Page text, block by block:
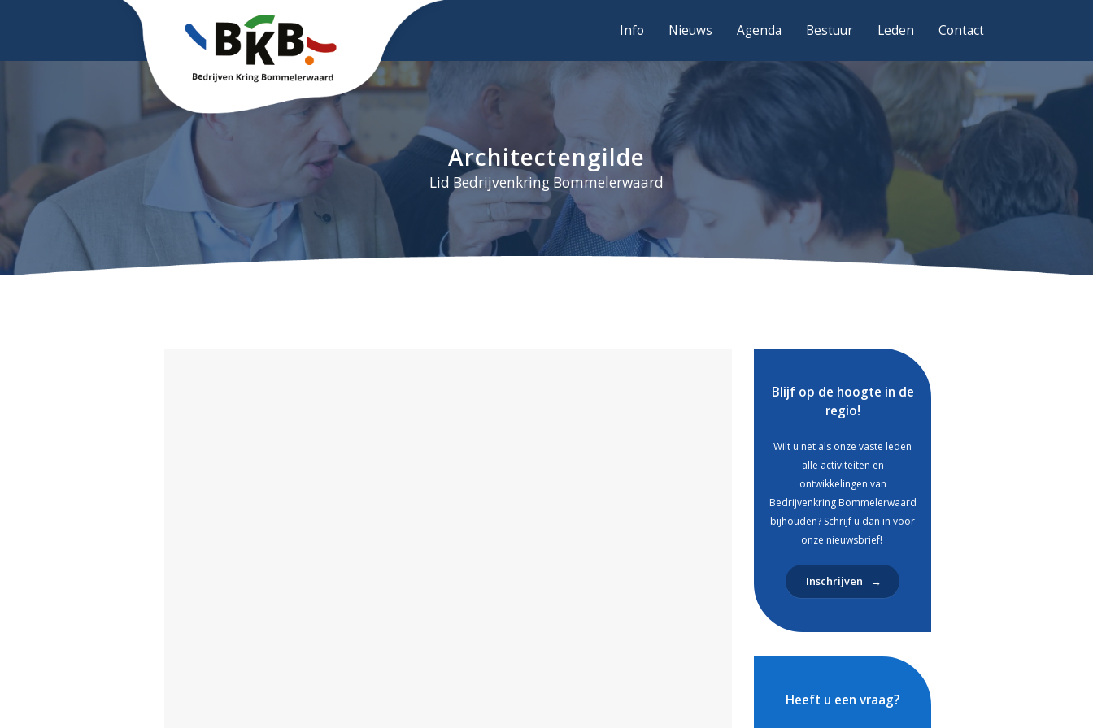
Info Nieuws Agenda Bestuur Leden Contact
Architectengilde
Lid Bedrijvenkring Bommelerwaard
Blijf op de hoogte in de
regio!
Wilt u net als onze vaste leden
alle activiteiten en
ontwikkelingen van
Bedrijvenkring Bommelerwaard
bijhouden? Schrijf u dan in voor
onze nieuwsbrief!
Inschrijven
Heeft u een vraag?